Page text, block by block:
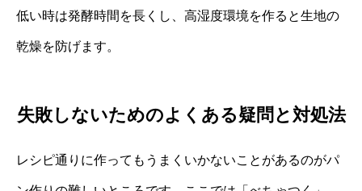
低い時は発酵時間を長くし、高湿度環境を作ると生地の
乾燥を防げます。
失敗しないためのよくある疑問と対処法
レシピ通りに作ってもうまくいかないことがあるのがパ